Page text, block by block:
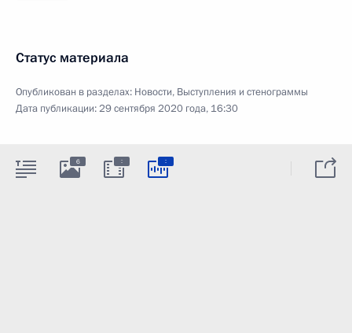
Статус материала
Опубликован в разделах: Новости, Выступления и стенограммы
Дата публикации:29 сентября 2020 года, 16:30
6 : :